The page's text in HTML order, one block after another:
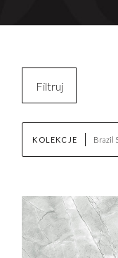
Filtruj
Kopiuj filtry
AKTUALNOŚCI
Nowości
KOLEKCJE